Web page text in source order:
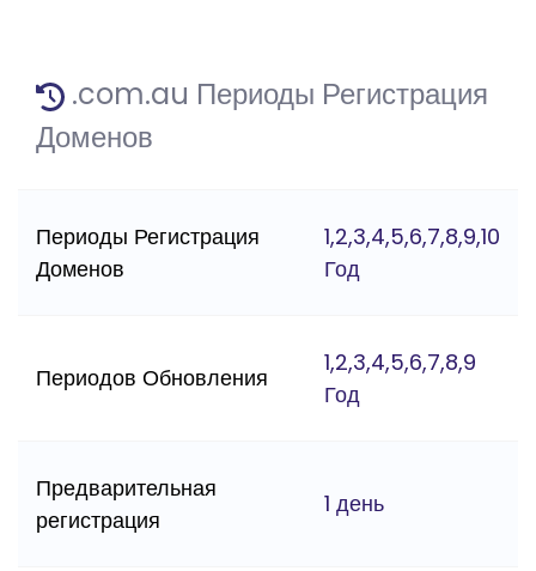
.com.au Периоды Регистрация
Доменов
Периоды Регистрация
Доменов
1,2,3,4,5,6,7,8,9,10
Год
Периодов Обновления
1,2,3,4,5,6,7,8,9
Год
Предварительная
регистрация
1 день